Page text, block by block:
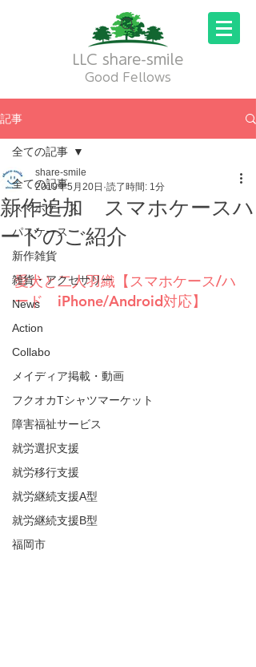
LLC share-smile
Good Fellows
記事
全ての記事
スマホケース
パスケース
新作雑貨
雑貨・アクセサリー
News
Action
Collabo
メイディア掲載・動画
フクオカTシャツマーケット
障害福祉サービス
就労選択支援
就労移行支援
就労継続支援A型
就労継続支援B型
福岡市
全ての記事
新作追加 スマホケースハ
ードのご紹介
share-smile
2019年5月20日 読了時間: 1分
愛犬と二人羽織【スマホケース/ハ
ード　iPhone/Android対応】